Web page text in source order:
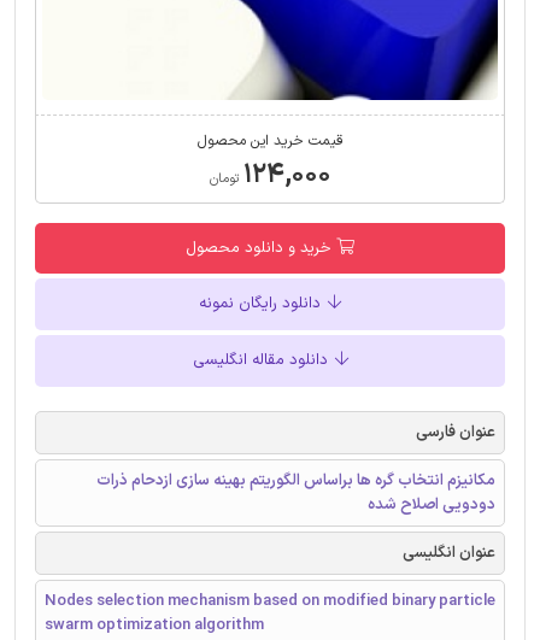
قیمت خرید این محصول
۱۲۴,۰۰۰ تومان
خرید و دانلود محصول
دانلود رایگان نمونه
دانلود مقاله انگلیسی
عنوان فارسی
مکانیزم انتخاب گره ها براساس الگوریتم بهینه سازی ازدحام ذرات
دودویی اصلاح شده
عنوان انگلیسی
Nodes selection mechanism based on modified binary particle
swarm optimization algorithm